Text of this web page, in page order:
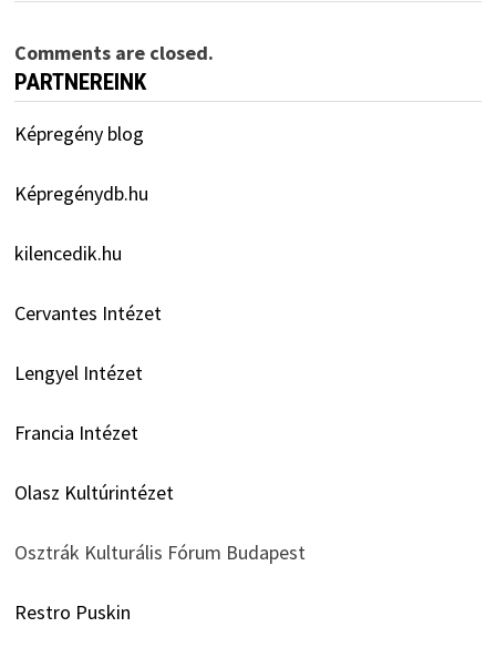
Comments are closed.
PARTNEREINK
Képregény blog
Képregénydb.hu
kilencedik.hu
Cervantes Intézet
Lengyel Intézet
Francia Intézet
Olasz Kultúrintézet
Osztrák Kulturális Fórum Budapest
Restro Puskin